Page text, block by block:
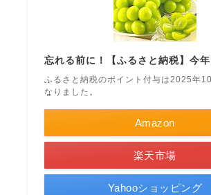
忘れる前に！【ふるさと納税】今年
ふるさと納税のポイント付与は2025年
なりました。
Amazon
楽天市場
Yahooショッピング